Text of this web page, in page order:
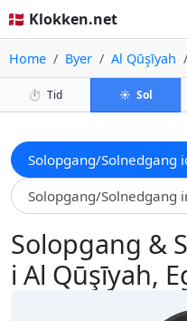
🇩🇰 Klokken.net
Home Byer Al Qūşīyah
⏱️ Tid ☀️ Sol
Solopgang/Solnedgang
Solopgang/Solnedgang
Solopgang &
i Al Qūşīyah,